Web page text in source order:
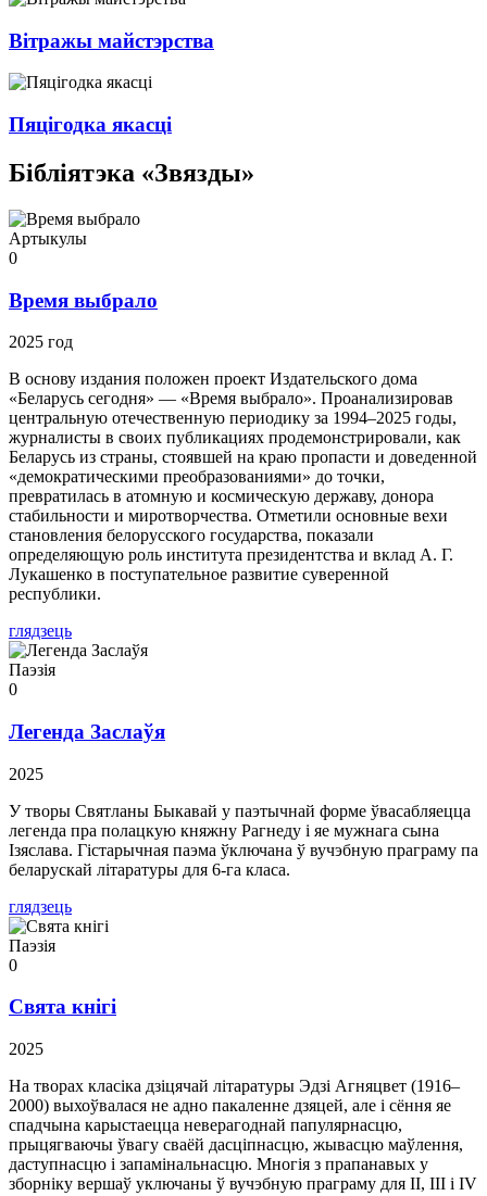
Вітражы майстэрства
Пяцігодка якасці
Бібліятэка «Звязды»
Артыкулы
0
Время выбрало
2025 год
В основу издания положен проект Издательского дома
«Беларусь сегодня» — «Время выбрало». Проанализировав
центральную отечественную периодику за 1994–2025 годы,
журналисты в своих публикациях продемонстрировали, как
Беларусь из страны, стоявшей на краю пропасти и доведенной
«демократическими преобразованиями» до точки,
превратилась в атомную и космическую державу, донора
стабильности и миротворчества. Отметили основные вехи
становления белорусского государства, показали
определяющую роль института президентства и вклад А. Г.
Лукашенко в поступательное развитие суверенной
республики.
глядзець
Паэзія
0
Легенда Заслаўя
2025
У творы Святланы Быкавай у паэтычнай форме ўвасабляецца
легенда пра полацкую княжну Рагнеду і яе мужнага сына
Ізяслава. Гістарычная паэма ўключана ў вучэбную праграму па
беларускай літаратуры для 6-га класа.
глядзець
Паэзія
0
Свята кнігі
2025
На творах класіка дзіцячай літаратуры Эдзі Агняцвет (1916–
2000) выхоўвалася не адно пакаленне дзяцей, але і сёння яе
спадчына карыстаецца неверагоднай папулярнасцю,
прыцягваючы ўвагу сваёй дасціпнасцю, жывасцю маўлення,
даступнасцю і запамінальнасцю. Многія з прапанавых у
зборніку вершаў уключаны ў вучэбную праграму для II, III і IV